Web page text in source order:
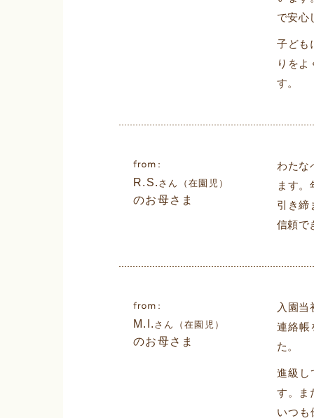
で安心
子ども
りをよ
す。
R.S. さん（在園児）
のお母さま
わたな
ます。
引き締
信頼で
M.I. さん（在園児）
のお母さま
入園当
連絡帳
た。
進級し
す。ま
いつも